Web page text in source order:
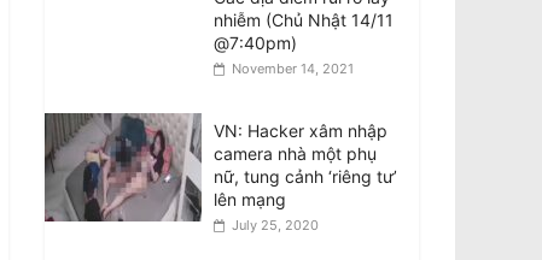
BẢN TUYÊN BỐ: Về
bàn giao theo Nội Quy
2024 của CĐNVTD-VIC
August 6, 2026
Bài phản biện Thông
nhiễm (Chủ Nhật 14/11
@7:40pm)
November 14, 2021
VN: Hacker xâm nhập
camera nhà một phụ
nữ, tung cảnh ‘riêng tư’
lên mạng
July 25, 2020